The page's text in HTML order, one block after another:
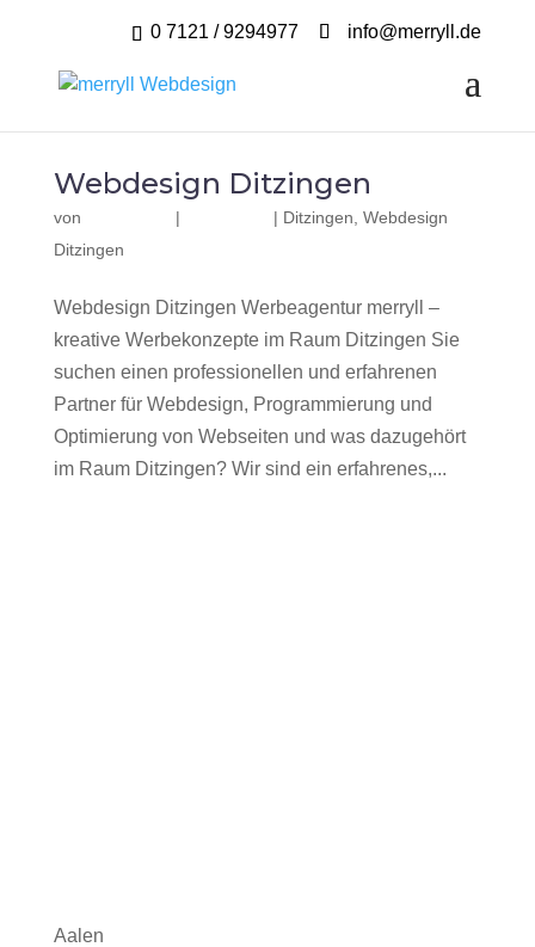
0 7121 / 9294977 info@merryll.de
Webdesign Ditzingen
von | | Ditzingen Webdesign
Ditzingen
Webdesign Ditzingen Werbeagentur merryll –
kreative Werbekonzepte im Raum Ditzingen Sie
suchen einen professionellen und erfahrenen
Partner für Webdesign, Programmierung und
Optimierung von Webseiten und was dazugehört
im Raum Ditzingen? Wir sind ein erfahrenes,...
Aalen